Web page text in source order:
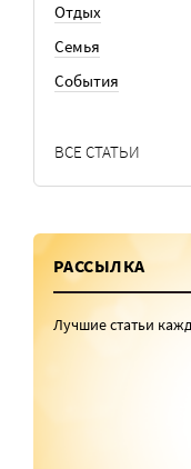
Отдых
Семья
События
ВСЕ СТАТЬИ
РАССЫЛКА
Лучшие статьи